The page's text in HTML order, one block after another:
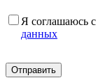
Я соглашаюсь с
данных